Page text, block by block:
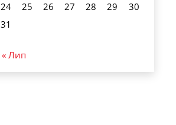
24
25 26 27 28 29
30
31
« Лип